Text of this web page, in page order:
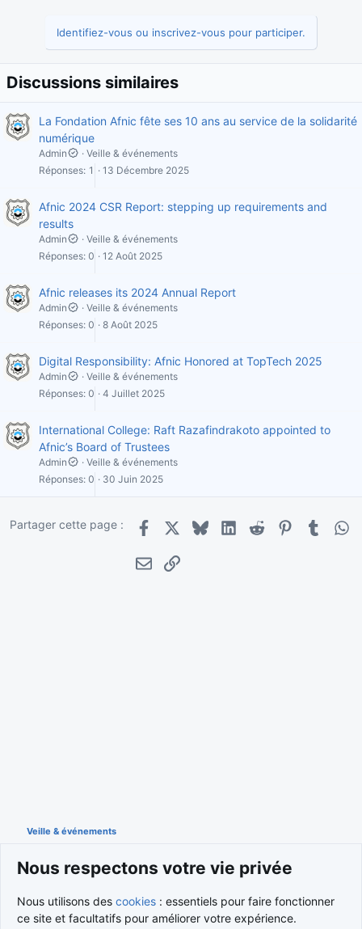
Identifiez-vous ou inscrivez-vous pour participer.
Discussions similaires
La Fondation Afnic fête ses 10 ans au service de la solidarité
numérique
Admin
Veille & événements
Réponses 1 13 Décembre 2025
Afnic 2024 CSR Report: stepping up requirements and
results
Admin
Veille & événements
Réponses 0 12 Août 2025
Afnic releases its 2024 Annual Report
Admin
Veille & événements
Réponses 0 8 Août 2025
Digital Responsibility: Afnic Honored at TopTech 2025
Admin
Veille & événements
Réponses 0 4 Juillet 2025
International College: Raft Razafindrakoto appointed to
Afnic’s Board of Trustees
Admin
Veille & événements
Réponses 0 30 Juin 2025
Partager cette page :
Facebook
X BlueskyLinkedInRedditPinterestTumblr
E-mailLien
Veille & événements
Nous contacter
Conditions et règlement
Nous respectons votre vie privée
Nous utilisons des cookies : essentiels pour faire fonctionner
ce site et facultatifs pour améliorer votre expérience.